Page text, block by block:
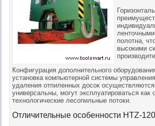
полотна,
высокими
Конфигурация дополнительного
установка компьютерной системы
удаления отпиленных досок
универсальны, могут эксплуатироваться
технологические лесопильные потоки.
Отличительные особенности HTZ-